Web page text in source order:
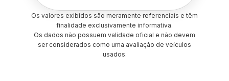
Os valores exibidos são meramente referenciais e têm
finalidade exclusivamente informativa.
Os dados não possuem validade oficial e não devem
ser considerados como uma avaliação de veículos
usados.